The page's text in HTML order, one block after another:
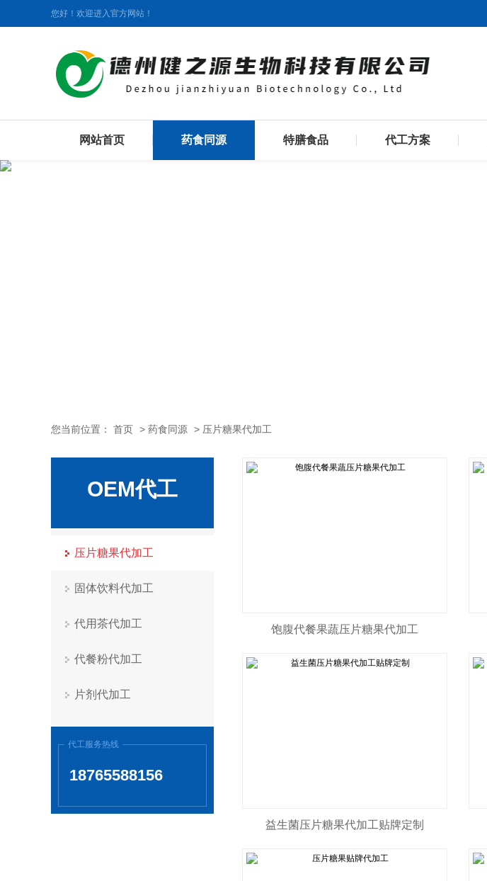
您好！欢迎进入官方网站！
网站首页 药食同源 特膳食品 代工方案
您当前位置： 首页 > 药食同源 > 压片糖果代加工
OEM代工
压片糖果代加工
固体饮料代加工
代用茶代加工
代餐粉代加工
片剂代加工
代工服务热线
18765588156
饱腹代餐果蔬压片糖果代加工
益生菌压片糖果代加工贴牌定制